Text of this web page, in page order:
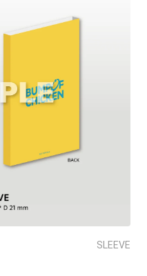
SLEEVE